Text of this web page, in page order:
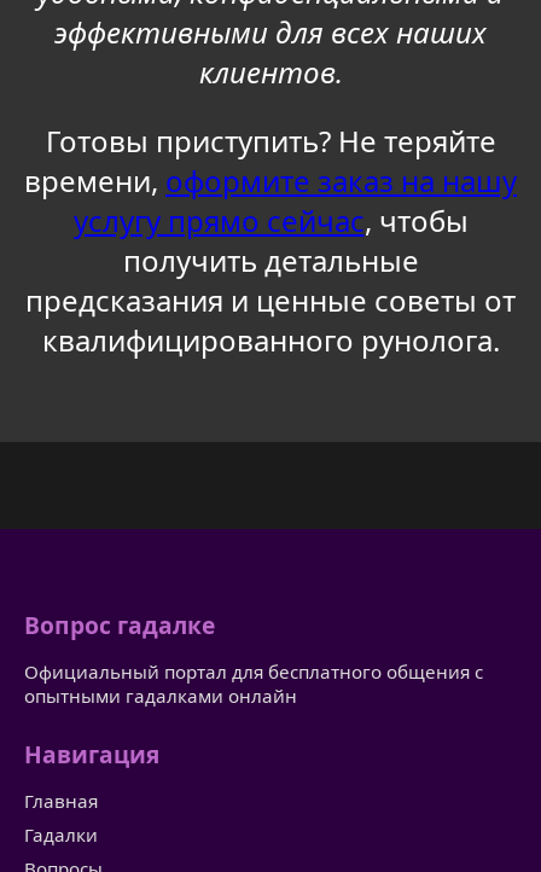
эффективными для всех наших
клиентов.
Готовы приступить? Не теряйте
времени, оформите заказ на нашу
услугу прямо сейчас, чтобы
получить детальные
предсказания и ценные советы от
квалифицированного рунолога.
Вопрос гадалке
Официальный портал для бесплатного общения с
опытными гадалками онлайн
Навигация
Главная
Гадалки